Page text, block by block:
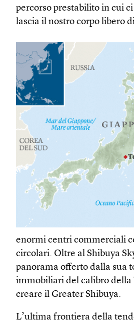
percorso prestabilito in cui
lascia il nostro corpo libero
enormi centri commerciali
circolari. Oltre al Shibuya
panorama offerto dalla sua
immobiliari del calibro della
creare il Greater Shibuya.
L’ultima frontiera della